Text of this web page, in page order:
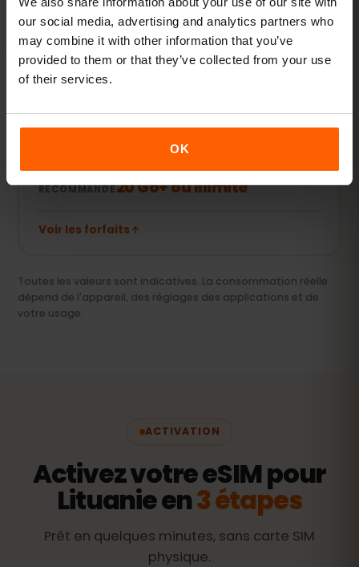
our social media, advertising and analytics partners who
may combine it with other information that you’ve
provided to them or that they’ve collected from your use
of their services.
OK
RECOMMANDÉ
Voir les forfaits
Streaming & hotspot
RECOMMANDÉ20 Go+ ou Illimité
Voir les forfaits
Toutes les valeurs sont indicatives. La consommation réelle
dépend de l'appareil, des réglages des applications et de
votre usage.
ACTIVATION
Activez votre eSIM pour
Lituanie en3 étapes
Prêt en quelques minutes, sans carte SIM
physique.